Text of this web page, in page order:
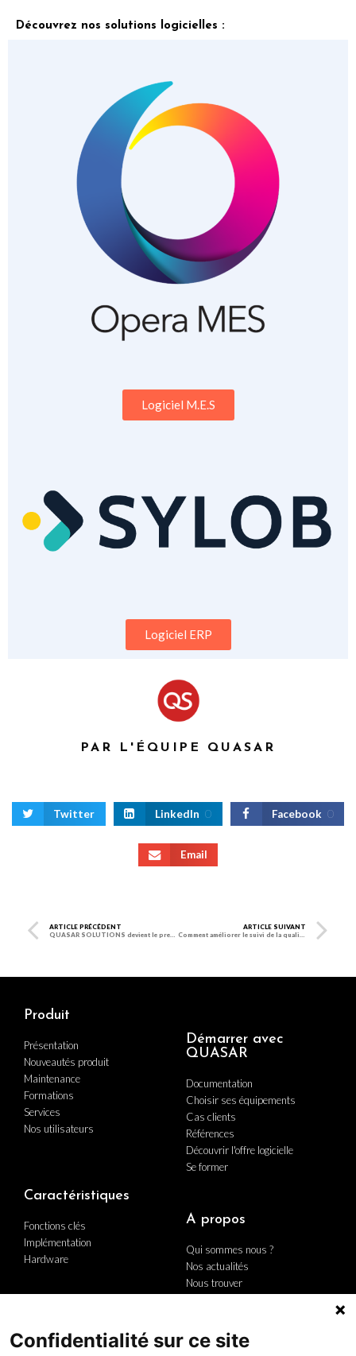
Découvrez nos solutions logicielles :
Logiciel M.E.S
Logiciel ERP
PAR L'ÉQUIPE QUASAR
Twitter LinkedIn 0 Facebook 0
Email
ARTICLE PRÉCÉDENT
ARTICLE SUIVANT
Produit
Présentation
Nouveautés produit
Maintenance
Formations
Services
Nos utilisateurs
Démarrer avec
QUASAR
Documentation
Choisir ses équipements
Cas clients
Références
Découvrir l'offre logicielle
Se former
Caractéristiques
Fonctions clés
Implémentation
Hardware
A propos
Qui sommes nous ?
Nos actualités
Nous trouver
Le groupe
Politique Qualité
Confidentialité sur ce site